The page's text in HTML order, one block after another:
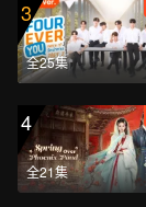
3
全25集
4
全21集